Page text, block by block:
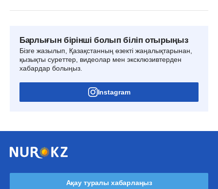
Барлығын бірінші болып біліп отырыңыз
Бізге жазылып, Қазақстанның өзекті жаңалықтарынан,
қызықты суреттер, видеолар мен эксклюзивтерден
хабардар болыңыз.
Instagram
Ақау туралы хабарлаңыз